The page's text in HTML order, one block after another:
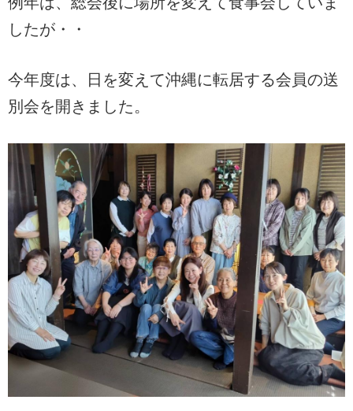
したが・・
今年度は、日を変えて沖縄に転居する会員の送
別会を開きました。